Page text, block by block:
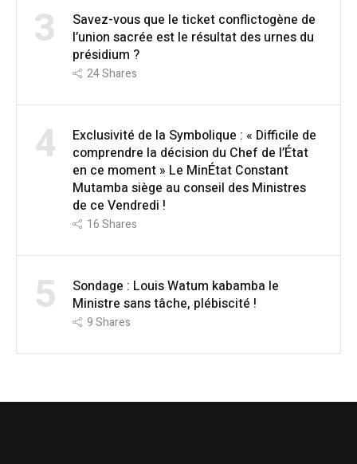
3
Savez-vous que le ticket conflictogène de
l’union sacrée est le résultat des urnes du
présidium ?
24Shares
4
Exclusivité de la Symbolique : « Difficile de
comprendre la décision du Chef de l’État
en ce moment » Le MinÉtat Constant
Mutamba siège au conseil des Ministres
de ce Vendredi !
16Shares
5
Sondage : Louis Watum kabamba le
Ministre sans tâche, plébiscité !
9Shares